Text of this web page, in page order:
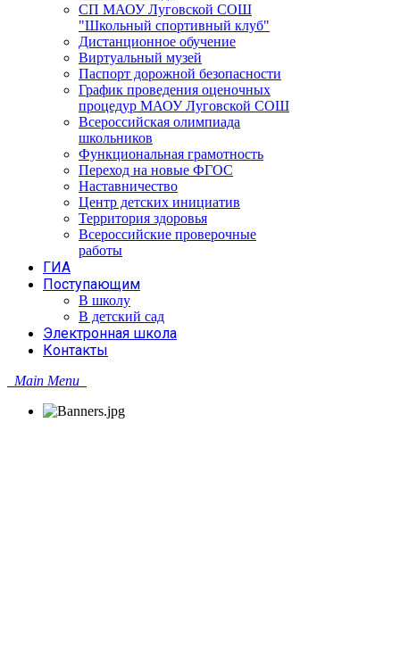
СП МАОУ Луговской СОШ
"Школьный спортивный клуб"
Дистанционное обучение
Виртуальный музей
Паспорт дорожной безопасности
График проведения оценочных
процедур МАОУ Луговской СОШ
Всероссийская олимпиада
школьников
Функциональная грамотность
Переход на новые ФГОС
Наставничество
Центр детских инициатив
Территория здоровья
Всероссийские проверочные
работы
ГИА
Поступающим
В школу
В детский сад
Электронная школа
Контакты
Main Menu